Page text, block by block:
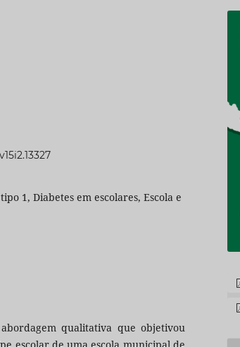
1, Diabetes em escolares, Escola e
qualitativa que objetivou